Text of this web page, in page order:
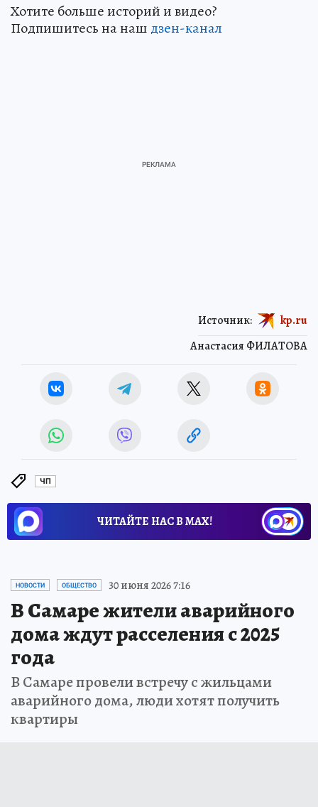
Хотите больше историй и видео?
Подпишитесь на наш дзен-канал
Анастасия ФИЛАТОВА
Источник: kp.ru
ЧП
ЧИТАЙТЕ НАС В МАХ!
НОВОСТИ ОБЩЕСТВО 30 июня 2026 7:16
В Самаре жители аварийного
дома ждут расселения с 2025
года
В Самаре провели встречу с жильцами
аварийного дома, люди хотят получить
квартиры